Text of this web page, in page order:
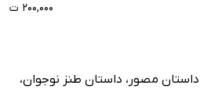
۲۰۰,۰۰۰ ت
داستان مصور ، داستان طنز نوجوان،